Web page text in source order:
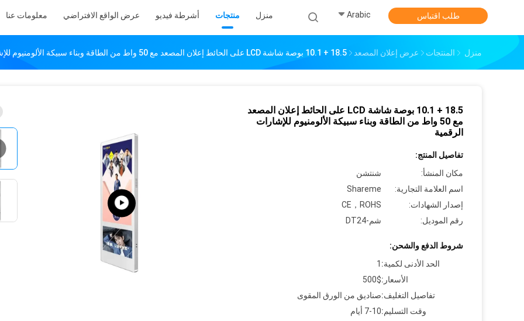
منزل منتجات أشرطة فيديو عرض الواقع الافتراضي معلومات عنا Arabic طلب اقتباس
منزل المنتجات عرض إعلان المصعد 18.5 + 10.1 بوصة شاشة LCD على الحائط إعلان المصعد مع 50 واط من الطاقة وبناء سبيكة الألومنيوم للإشارات الرقمية
18.5 + 10.1 بوصة شاشة LCD على الحائط إعلان المصعد
مع 50 واط من الطاقة وبناء سبيكة الألومنيوم للإشارات
الرقمية
تفاصيل المنتج:
مكان المنشأ:
شنتشن
اسم العلامة التجارية:
Shareme
إصدار الشهادات:
CE，ROHS
رقم الموديل:
شم-DT24
شروط الدفع والشحن:
الحد الأدنى لكمية: 1
الأسعار:500$
تفاصيل التغليف:صناديق من الورق المقوى
وقت التسليم:7-10 أيام